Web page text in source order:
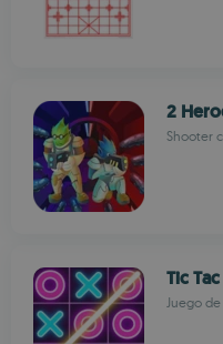
2
Shooter
Tic
Juego